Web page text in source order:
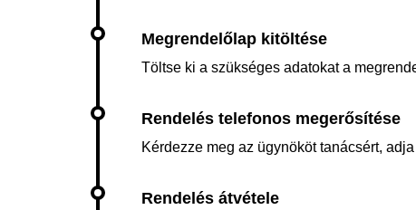
Töltse ki a szükséges adatokat a
Kérdezze meg az ügynököt tanácsért,